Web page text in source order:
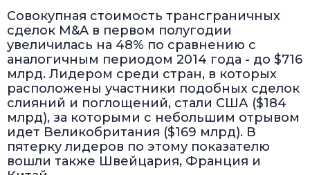
Совокупная стоимость трансграничных
сделок M&A в первом полугодии
увеличилась на 48% по сравнению с
аналогичным периодом 2014 года - до $716
млрд. Лидером среди стран, в которых
расположены участники подобных сделок
слияний и поглощений, стали США ($184
млрд), за которыми с небольшим отрывом
идет Великобритания ($169 млрд). В
пятерку лидеров по этому показателю
вошли также Швейцария, Франция и